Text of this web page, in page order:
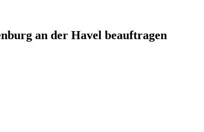
an der Havel beauftragen